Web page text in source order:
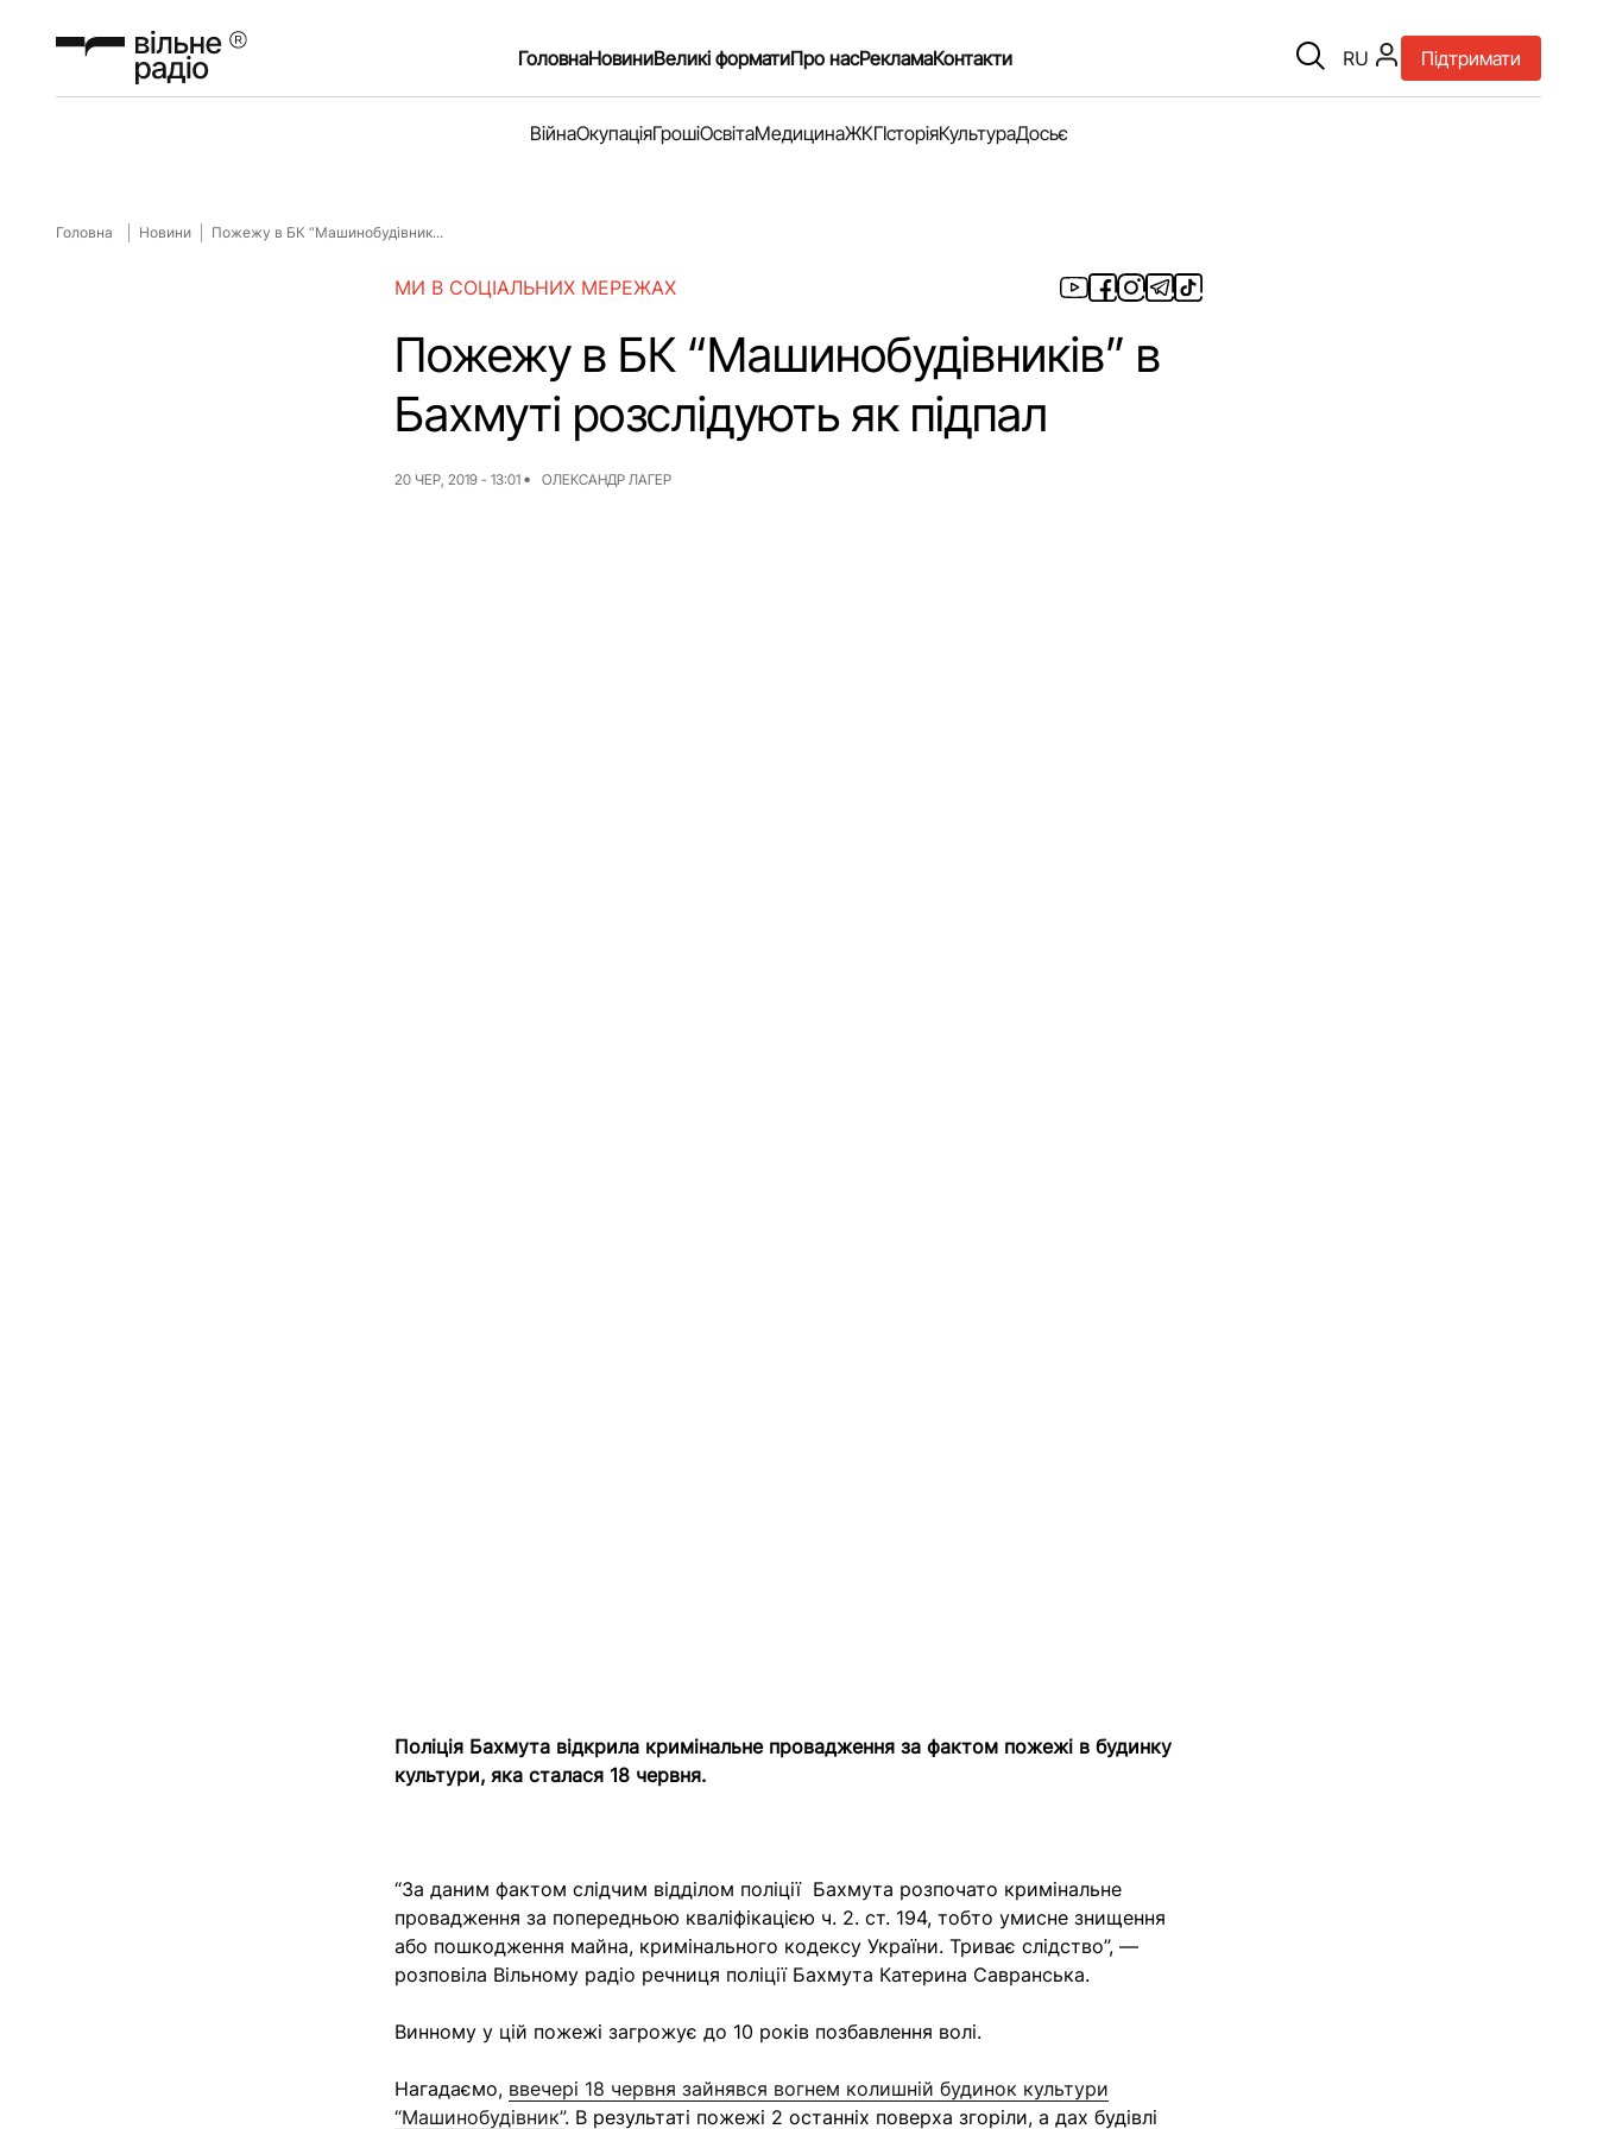
ГоловнаНовиниВеликі форматиПро насРекламаКонтакти RU Підтримати
ВійнаОкупаціяГрошіОсвітаМедицинаЖКГІсторіяКультураДосьє
Головна Новини Пожежу в БК “Машинобудівник...
МИ В СОЦІАЛЬНИХ МЕРЕЖАХ
Пожежу в БК “Машинобудівників” в
Бахмуті розслідують як підпал
20 ЧЕР, 2019 - 13:01 ОЛЕКСАНДР ЛАГЕР
Поліція Бахмута відкрила кримінальне провадження за фактом пожежі в будинку
культури, яка сталася 18 червня.
“За даним фактом слідчим відділом поліції Бахмута розпочато кримінальне
провадження за попередньою кваліфікацією ч. 2. ст. 194, тобто умисне знищення
або пошкодження майна, кримінального кодексу України. Триває слідство”, —
розповіла Вільному радіо речниця поліції Бахмута Катерина Савранська.
Винному у цій пожежі загрожує до 10 років позбавлення волі.
Нагадаємо, ввечері 18 червня зайнявся вогнем колишній будинок культури
“Машинобудівник”. В результаті пожежі 2 останніх поверха згоріли, а дах будівлі